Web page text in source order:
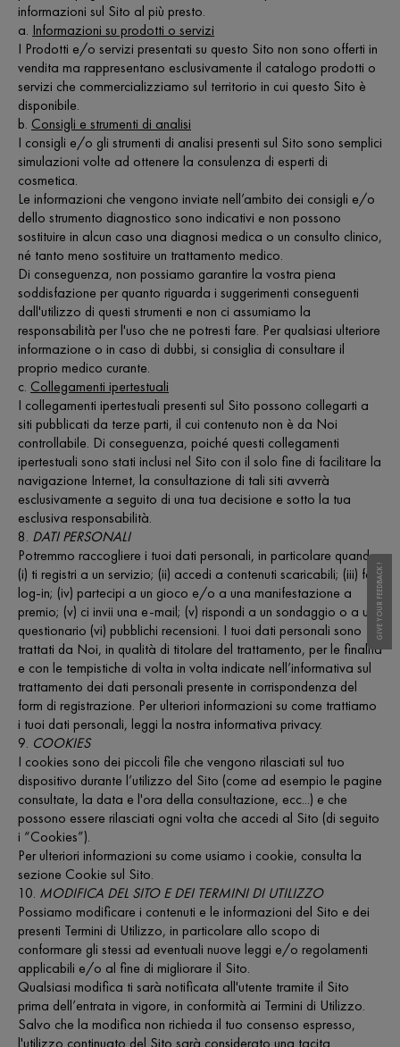
informazioni sul Sito al più presto.
a. Informazioni su prodotti o servizi
I Prodotti e/o servizi presentati su questo Sito non sono offerti in
vendita ma rappresentano esclusivamente il catalogo prodotti o
servizi che commercializziamo sul territorio in cui questo Sito è
disponibile.
b. Consigli e strumenti di analisi
I consigli e/o gli strumenti di analisi presenti sul Sito sono semplici
simulazioni volte ad ottenere la consulenza di esperti di
cosmetica.
Le informazioni che vengono inviate nell’ambito dei consigli e/o
dello strumento diagnostico sono indicativi e non possono
sostituire in alcun caso una diagnosi medica o un consulto clinico,
né tanto meno sostituire un trattamento medico.
Di conseguenza, non possiamo garantire la vostra piena
soddisfazione per quanto riguarda i suggerimenti conseguenti
dall'utilizzo di questi strumenti e non ci assumiamo la
responsabilità per l'uso che ne potresti fare. Per qualsiasi ulteriore
informazione o in caso di dubbi, si consiglia di consultare il
proprio medico curante.
c. Collegamenti ipertestuali
I collegamenti ipertestuali presenti sul Sito possono collegarti a
siti pubblicati da terze parti, il cui contenuto non è da Noi
controllabile. Di conseguenza, poiché questi collegamenti
ipertestuali sono stati inclusi nel Sito con il solo fine di facilitare la
navigazione Internet, la consultazione di tali siti avverrà
esclusivamente a seguito di una tua decisione e sotto la tua
esclusiva responsabilità.
8. DATI PERSONALI
Potremmo raccogliere i tuoi dati personali, in particolare quando:
(i) ti registri a un servizio; (ii) accedi a contenuti scaricabili; (iii) fai
log-in; (iv) partecipi a un gioco e/o a una manifestazione a
premio; (v) ci invii una e-mail; (v) rispondi a un sondaggio o a un
questionario (vi) pubblichi recensioni. I tuoi dati personali sono
trattati da Noi, in qualità di titolare del trattamento, per le finalità
e con le tempistiche di volta in volta indicate nell’informativa sul
trattamento dei dati personali presente in corrispondenza del
form di registrazione. Per ulteriori informazioni su come trattiamo
i tuoi dati personali, leggi la nostra informativa privacy.
9. COOKIES
I cookies sono dei piccoli file che vengono rilasciati sul tuo
dispositivo durante l’utilizzo del Sito (come ad esempio le pagine
consultate, la data e l'ora della consultazione, ecc...) e che
possono essere rilasciati ogni volta che accedi al Sito (di seguito
i “Cookies”).
Per ulteriori informazioni su come usiamo i cookie, consulta la
sezione Cookie sul Sito.
10. MODIFICA DEL SITO E DEI TERMINI DI UTILIZZO
Possiamo modificare i contenuti e le informazioni del Sito e dei
presenti Termini di Utilizzo, in particolare allo scopo di
conformare gli stessi ad eventuali nuove leggi e/o regolamenti
applicabili e/o al fine di migliorare il Sito.
Qualsiasi modifica ti sarà notificata all'utente tramite il Sito
prima dell’entrata in vigore, in conformità ai Termini di Utilizzo.
Salvo che la modifica non richieda il tuo consenso espresso,
l'utilizzo continuato del Sito sarà considerato una tacita
GIVE YOUR FEEDBACK !